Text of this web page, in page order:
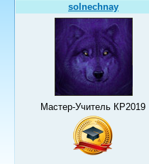
solnechnay
Мастер-Учитель КР2019